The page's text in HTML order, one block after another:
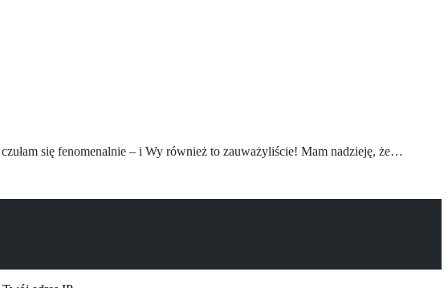
się fenomenalnie – i Wy również to zauważyliście! Mam nadzieję, że…